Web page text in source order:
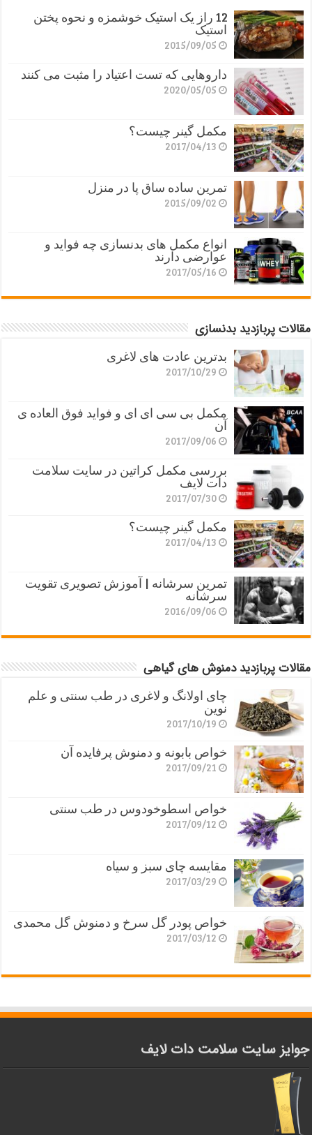
12 راز یک استیک خوشمزه و نحوه پختن
استیک
2015/09/05
داروهایی که تست اعتیاد را مثبت می کنند
2020/05/05
مکمل گینر چیست؟
2017/04/13
تمرین ساده ساق پا در منزل
2015/09/02
انواع مکمل های بدنسازی چه فواید و
عوارضی دارند
2017/05/16
مقالات پربازدید بدنسازی
بدترین عادت های لاغری
2017/10/29
مکمل بی سی ای ای و فواید فوق العاده ی
آن
2017/09/06
بررسی مکمل کراتین در سایت سلامت
دات لایف
2017/07/30
مکمل گینر چیست؟
2017/04/13
تمرین سرشانه | آموزش تصویری تقویت
سرشانه
2016/09/06
مقالات پربازدید دمنوش های گیاهی
چای اولانگ و لاغری در طب سنتی و علم
نوین
2017/10/19
خواص بابونه و دمنوش پرفایده آن
2017/09/21
خواص اسطوخودوس در طب سنتی
2017/09/12
مقایسه چای سبز و سیاه
2017/03/29
خواص پودر گل سرخ و دمنوش گل محمدی
2017/03/12
جوایز سایت سلامت دات لایف